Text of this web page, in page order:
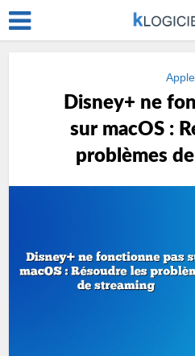
Apple
Disney+ ne
sur macOS :
problèmes